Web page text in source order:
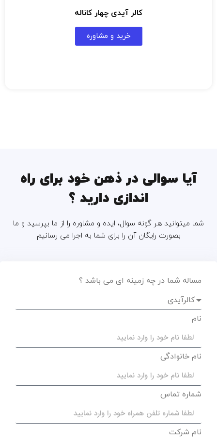
کالر آیدی چهار کاناله
خرید و مشاوره
آیا سوالی در ذهن خود برای راه
اندازی دارید ؟
شما میتوانید هر گونه سوال، ایده و مشاوره را از ما بپرسید و ما
بصورت رایگان آن را برای شما به اجرا می رسانیم
مساله شما در چه زمینه ای می باشد ؟
نام
نام خانوادگی
شماره تماس
نام شرکت